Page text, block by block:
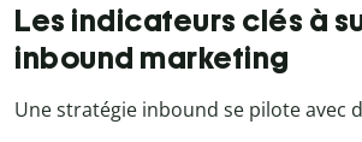
Les indicateurs clés à
inbound marketing
Une stratégie inbound se pilote avec